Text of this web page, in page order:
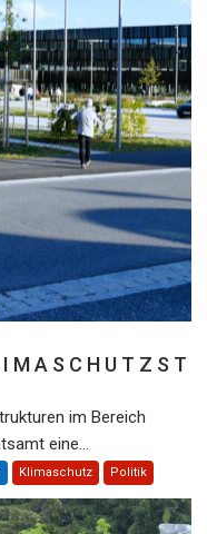
A S C H U T Z S T
im Bereich
eine...
Klimaschutz Politik